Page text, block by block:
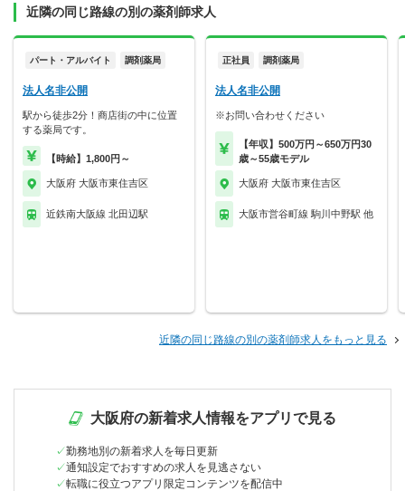
近隣の同じ路線の別の薬剤師求人
パート・アルバイト 調剤薬局
法人名非公開
駅から徒歩2分！商店街の中に位置
する薬局です。
【時給】1,800円～
大阪府 大阪市東住吉区
近鉄南大阪線 北田辺駅
正社員 調剤薬局
法人名非公開
※お問い合わせください
【年収】500万円～650万円30
歳～55歳モデル
大阪府 大阪市東住吉区
大阪市営谷町線 駒川中野駅 他
近隣の同じ路線の別の薬剤師求人をもっと見る
大阪府の新着求人情報をアプリで見る
勤務地別の新着求人を毎日更新
通知設定でおすすめの求人を見逃さない
転職に役立つアプリ限定コンテンツを配信中